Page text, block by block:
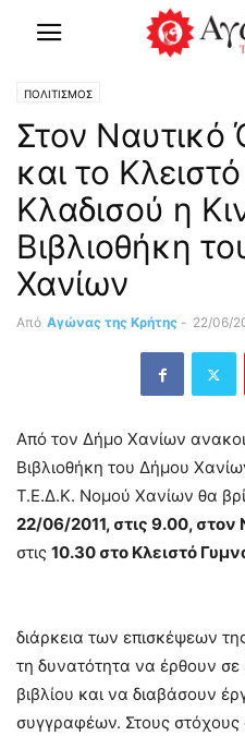
ΠΟΛΙΤΙΣΜΟΣ
Στον Ναυτικό
και το
Κλαδισού η
Βιβλιοθήκη
Χανίων
Από Αγώνας της Κρήτης - 22/06/
Από τον Δήμο Χανίων
Βιβλιοθήκη του Δήμου
Τ.Ε.Δ.Κ. Νομού Χανίων θα
22/06/2011, στις 9.00,
στις 10.30 στο Κλειστό
διάρκεια των επισκέψεων
τη δυνατότητα να έρθουν
βιβλίου και να διαβάσουν
συγγραφέων. Στους